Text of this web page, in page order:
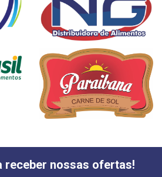
receber nossas ofertas!